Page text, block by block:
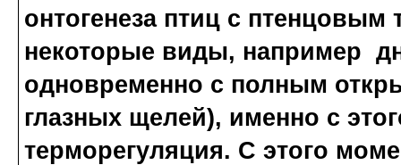
онтогенеза птиц с
некоторые виды, например
одновременно с полным
глазных щелей), именно с
терморегуляция. С этого